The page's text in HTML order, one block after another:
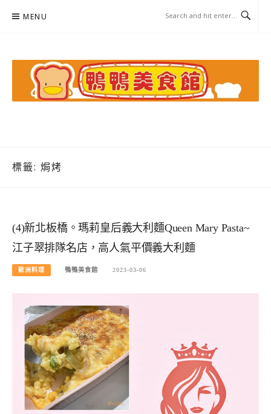
MENU
標籤: 焗烤
(4)新北板橋。瑪莉皇后義大利麵Queen Mary Pasta~
江子翠排隊名店，高人氣平價義大利麵
歐洲料理 鴨鴨美食館 2023-03-06